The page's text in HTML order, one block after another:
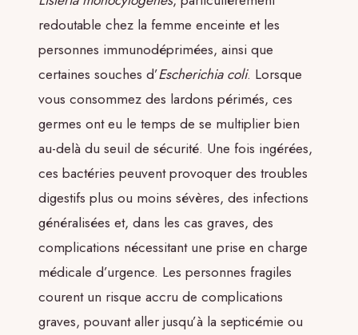
redoutable chez la femme enceinte et les
personnes immunodéprimées, ainsi que
certaines souches d’Escherichia coli. Lorsque
vous consommez des lardons périmés, ces
germes ont eu le temps de se multiplier bien
au-delà du seuil de sécurité. Une fois ingérées,
ces bactéries peuvent provoquer des troubles
digestifs plus ou moins sévères, des infections
généralisées et, dans les cas graves, des
complications nécessitant une prise en charge
médicale d’urgence. Les personnes fragiles
courent un risque accru de complications
graves, pouvant aller jusqu’à la septicémie ou